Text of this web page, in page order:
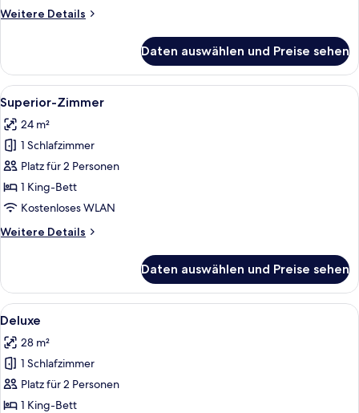
Weitere Details
Weitere
Doppelzimmer,
Balkon
Daten auswählen und Preise sehen
Alle
Fotos
für
Superior-
Zimmer
anzeigen
Ein Hotelzimmer mit Bett,
10
Superior-Zimmer
24 m²
1 Schlafzimmer
Platz für 2 Personen
1 King-Bett
Kostenloses WLAN
Weitere Details
Weitere
Zimmer
Daten auswählen und Preise sehen
Alle
Fotos
für
Deluxe
anzeigen
Ein Hotelzimmer mit einem großen
10
Deluxe
28 m²
1 Schlafzimmer
Platz für 2 Personen
1 King-Bett